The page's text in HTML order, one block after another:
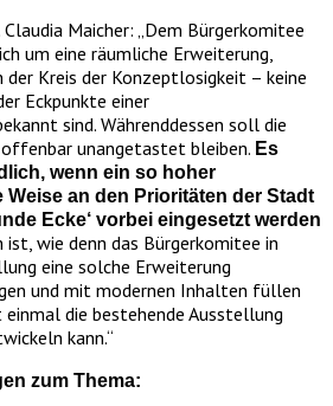
Maicher: „Dem Bürgerkomitee
um eine räumliche Erweiterung,
Kreis der Konzeptlosigkeit – keine
Eckpunkte einer
sind. Währenddessen soll die
unangetastet bleiben. Es
wenn ein so hoher
Weise an den Prioritäten der Stadt
Ecke‘ vorbei eingesetzt werden
wie denn das Bürgerkomitee in
eine solche Erweiterung
und mit modernen Inhalten füllen
die bestehende Ausstellung
kann.“
zum Thema: